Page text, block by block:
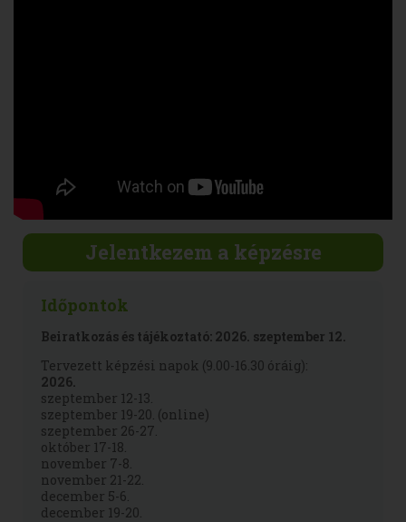
Jelentkezem a képzésre
Időpontok
Beiratkozás és tájékoztató: 2026. szeptember 12.
Tervezett képzési napok (9.00-16.30 óráig):
2026.
szeptember 12-13.
szeptember 19-20. (online)
szeptember 26-27.
október 17-18.
november 7-8.
november 21-22.
december 5-6.
december 19-20.